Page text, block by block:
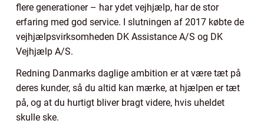
flere generationer – har ydet vejhjælp, har de stor
erfaring med god service. I slutningen af 2017 købte de
vejhjælpsvirksomheden DK Assistance A/S og DK
Vejhjælp A/S.
Redning Danmarks daglige ambition er at være tæt på
deres kunder, så du altid kan mærke, at hjælpen er tæt
på, og at du hurtigt bliver bragt videre, hvis uheldet
skulle ske.